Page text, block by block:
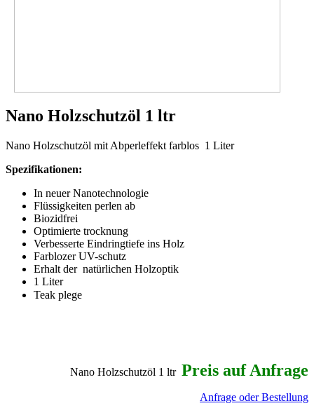
Nano Holzschutzöl 1 ltr
Nano Holzschutzöl mit Abperleffekt farblos 1 Liter
Spezifikationen:
In neuer Nanotechnologie
Flüssigkeiten perlen ab
Biozidfrei
Optimierte trocknung
Verbesserte Eindringtiefe ins Holz
Farblozer UV-schutz
Erhalt der natürlichen Holzoptik
1 Liter
Teak plege
Nano Holzschutzöl 1 ltr Preis auf Anfrage
Anfrage oder Bestellung